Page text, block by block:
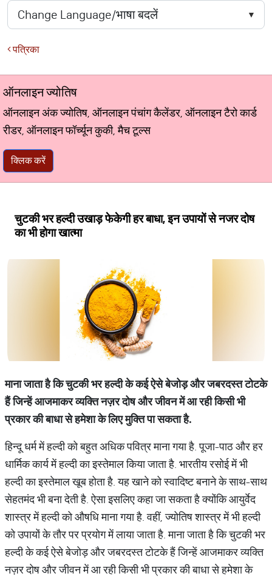
पत्रिका
ऑनलाइन ज्योतिष
ऑनलाइन अंक ज्योतिष, ऑनलाइन पंचांग कैलेंडर, ऑनलाइन टैरो कार्ड
रीडर, ऑनलाइन फॉर्च्यून कुकी, मैच टूल्स
क्लिक करें
चुटकी भर हल्दी उखाड़ फेकेगी हर बाधा, इन उपायों से नजर दोष
का भी होगा खात्मा
माना जाता है कि चुटकी भर हल्दी के कई ऐसे बेजोड़ और जबरदस्त टोटके
हैं जिन्हें आजमाकर व्यक्ति नज़र दोष और जीवन में आ रही किसी भी
प्रकार की बाधा से हमेशा के लिए मुक्ति पा सकता है.
हिन्दू धर्म में हल्दी को बहुत अधिक पवित्र माना गया है. पूजा-पाठ और हर
धार्मिक कार्य में हल्दी का इस्तेमाल किया जाता है. भारतीय रसोई में भी
हल्दी का इस्तेमाल खूब होता है. यह खाने को स्वादिष्ट बनाने के साथ-साथ
सेहतमंद भी बना देती है. ऐसा इसलिए कहा जा सकता है क्योंकि आयुर्वेद
शास्त्र में हल्दी को औषधि माना गया है. वहीं, ज्योतिष शास्त्र में भी हल्दी
को उपायों के तौर पर प्रयोग में लाया जाता है. माना जाता है कि चुटकी भर
हल्दी के कई ऐसे बेजोड़ और जबरदस्त टोटके हैं जिन्हें आजमाकर व्यक्ति
नज़र दोष और जीवन में आ रही किसी भी प्रकार की बाधा से हमेशा के